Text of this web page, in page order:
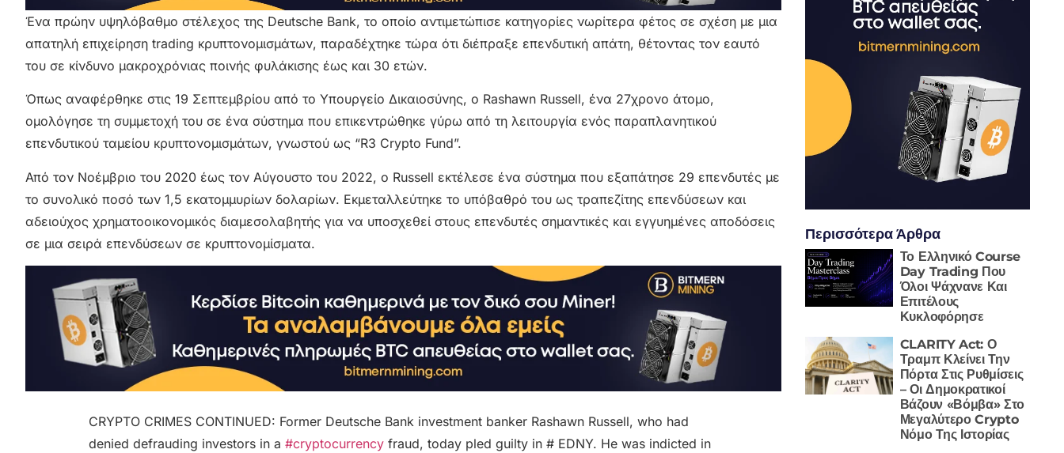
Ένα πρώην υψηλόβαθμο στέλεχος της Deutsche Bank, το οποίο αντιμετώπισε κατηγορίες νωρίτερα φέτος σε σχέση με μια
απατηλή επιχείρηση trading κρυπτονομισμάτων, παραδέχτηκε τώρα ότι διέπραξε επενδυτική απάτη, θέτοντας τον εαυτό
του σε κίνδυνο μακροχρόνιας ποινής φυλάκισης έως και 30 ετών.
Όπως αναφέρθηκε στις 19 Σεπτεμβρίου από το Υπουργείο Δικαιοσύνης, ο Rashawn Russell, ένα 27χρονο άτομο,
ομολόγησε τη συμμετοχή του σε ένα σύστημα που επικεντρώθηκε γύρω από τη λειτουργία ενός παραπλανητικού
επενδυτικού ταμείου κρυπτονομισμάτων, γνωστού ως “R3 Crypto Fund”.
Από τον Νοέμβριο του 2020 έως τον Αύγουστο του 2022, ο Russell εκτέλεσε ένα σύστημα που εξαπάτησε 29 επενδυτές με
το συνολικό ποσό των 1,5 εκατομμυρίων δολαρίων. Εκμεταλλεύτηκε το υπόβαθρό του ως τραπεζίτης επενδύσεων και
αδειούχος χρηματοοικονομικός διαμεσολαβητής για να υποσχεθεί στους επενδυτές σημαντικές και εγγυημένες αποδόσεις
σε μια σειρά επενδύσεων σε κρυπτονομίσματα.
CRYPTO CRIMES CONTINUED: Former Deutsche Bank investment banker Rashawn Russell, who had
denied defrauding investors in a #cryptocurrency fraud, today pled guilty in # EDNY. He was indicted in
Περισσότερα Άρθρα
Το Ελληνικό Course
Day Trading Που
Όλοι Ψάχνανε Και
Επιτέλους
Κυκλοφόρησε
CLARITY Act: Ο
Τραμπ Κλείνει Την
Πόρτα Στις Ρυθμίσεις
– Οι Δημοκρατικοί
Βάζουν «Βόμβα» Στο
Μεγαλύτερο Crypto
Νόμο Της Ιστορίας